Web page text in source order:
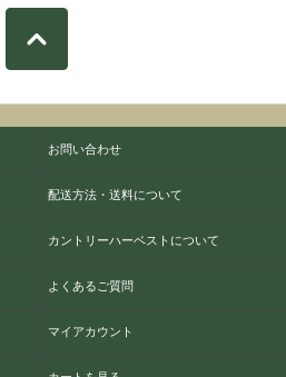
お問い合わせ
配送方法・送料について
カントリーハーベストについて
よくあるご質問
マイアカウント